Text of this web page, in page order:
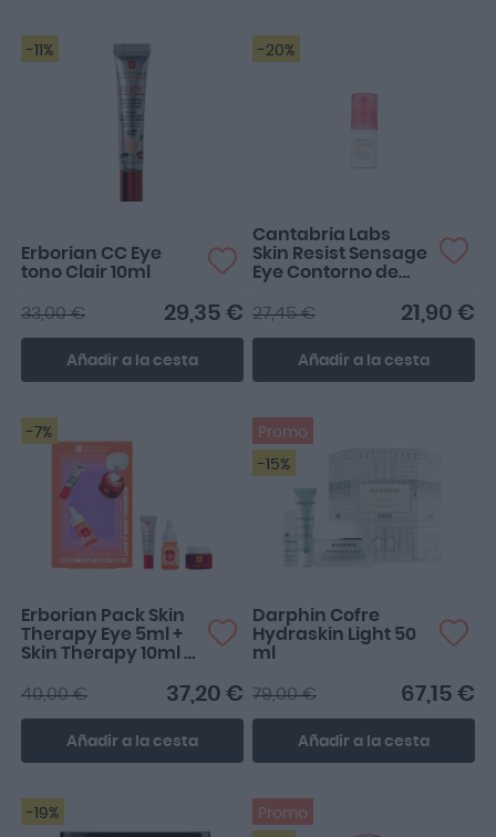
-11%
Erborian CC Eye
tono Clair 10ml
29,35 €
33,00 €
Añadir a la cesta
-20%
Cantabria Labs
Skin Resist Sensage
Eye Contorno de
15ml
21,90 €
27,45 €
Añadir a la cesta
-7%
Erborian Pack Skin
Therapy Eye 5ml +
Skin Therapy 10ml +
37,20 €
40,00 €
Añadir a la cesta
Promo
-15%
Darphin Cofre
Hydraskin Light 50
ml
67,15 €
79,00 €
Añadir a la cesta
-19% Promo